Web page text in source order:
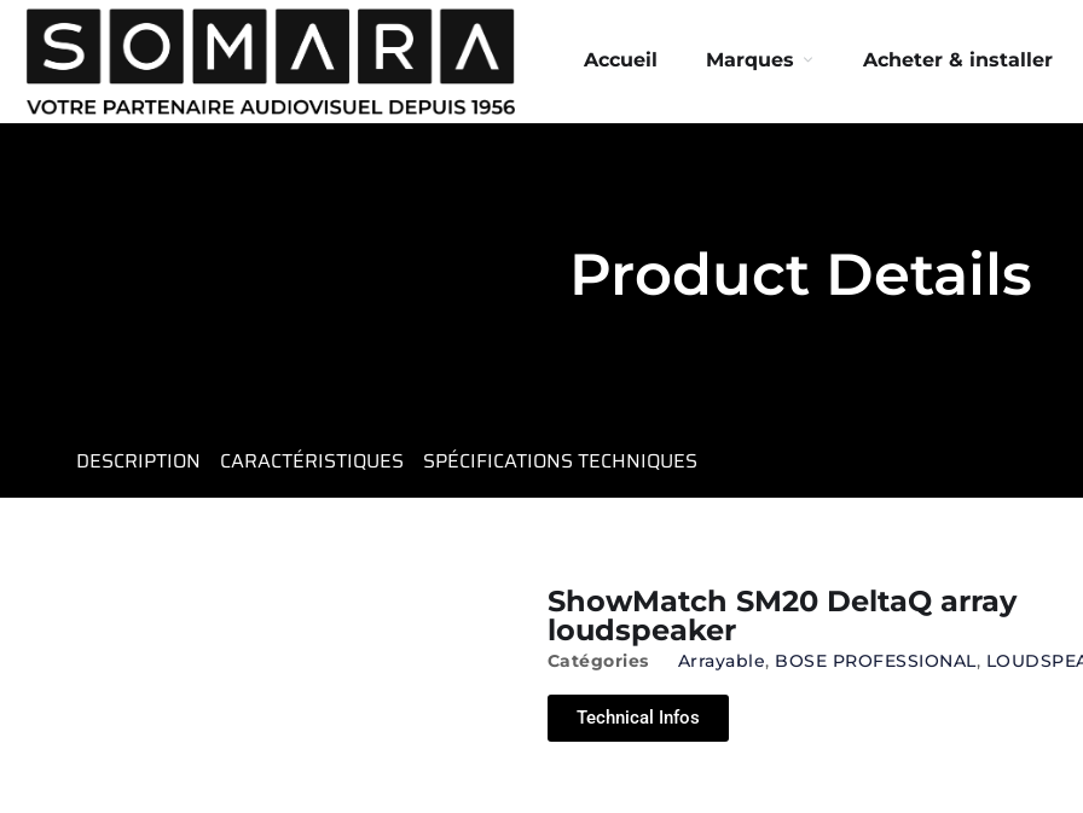
Accueil Marques Acheter & installer
Product Details
DESCRIPTION CARACTÉRISTIQUES SPÉCIFICATIONS TECHNIQUES
ShowMatch SM20 DeltaQ array
loudspeaker
Catégories Arrayable, BOSE PROFESSIONAL,
Technical Infos